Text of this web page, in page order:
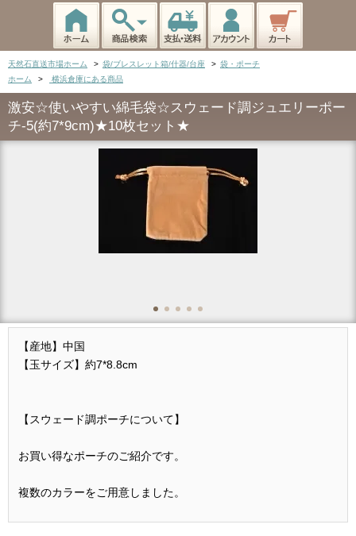
天然石直送市場ホーム > 袋/ブレスレット箱/什器/台座 > 袋・ポーチ
ホーム
> 横浜倉庫にある商品
激安☆使いやすい綿毛袋☆スウェード調ジュエリーポー
チ-5(約7*9cm)★10枚セット★
【産地】中国
【玉サイズ】約7*8.8cm
【スウェード調ポーチについて】
お買い得なポーチのご紹介です。
複数のカラーをご用意しました。